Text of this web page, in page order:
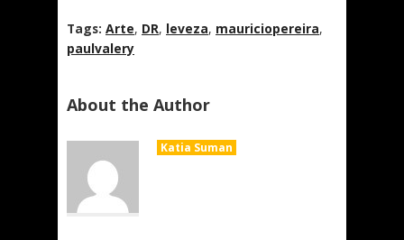
Tags: Arte, DR, leveza, mauriciopereira,
paulvalery
About the Author
Katia Suman